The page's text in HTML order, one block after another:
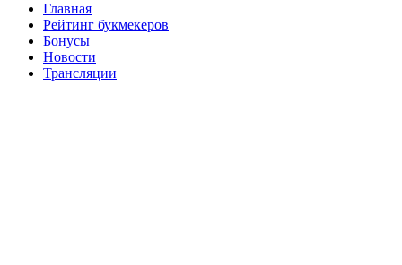
Главная
Рейтинг букмекеров
Бонусы
Новости
Трансляции